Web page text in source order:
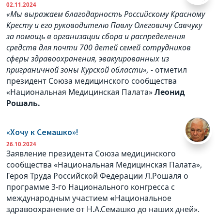
02.11.2024
«Мы выражаем благодарность Российскому Красному
Кресту и его руководителю Павлу Олеговичу Савчуку
за помощь в организации сбора и распределения
средств для почти 700 детей семей сотрудников
сферы здравоохранения, эвакуированных из
приграничной зоны Курской области», - отметил
президент Союза медицинского сообщества
«Национальная Медицинская Палата»Леонид
Рошаль.
«Хочу к Семашко»!
26.10.2024
Заявление президента Союза медицинского
сообщества «Национальная Медицинская Палата»,
Героя Труда Российской Федерации Л.Рошаля о
программе 3-го Национального конгресса с
международным участием«Национальное
здравоохранение от Н.А.Семашко до наших дней».